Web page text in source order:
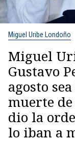
Miguel Uribe Londoño
Miguel
Gustavo
agosto
muerte
dio la
lo iban a